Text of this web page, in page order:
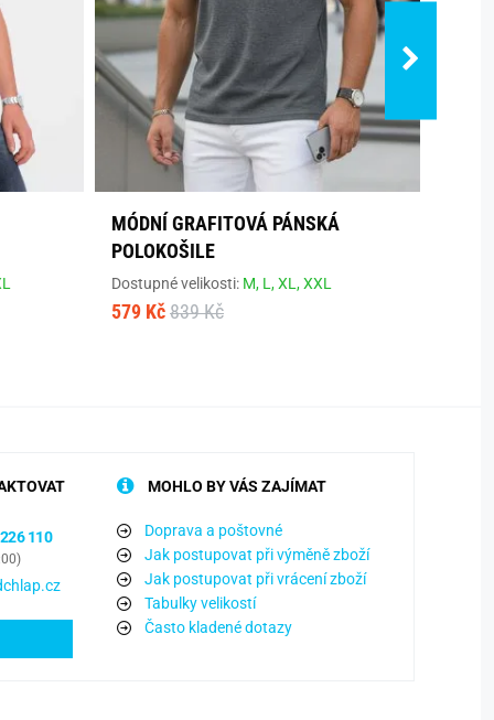
MÓDNÍ GRAFITOVÁ PÁNSKÁ
POLOKOŠILE
Dostupné velikosti: M, L,XL,XXL
579 Kč 839 Kč
110
MOHLO BY VÁS ZAJÍMAT
Doprava a poštovné
Jak postupovat při výměně zboží
Jak postupovat při vrácení zboží
Tabulky velikostí
Často kladené dotazy